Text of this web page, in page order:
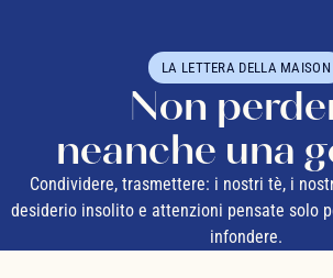
LA LETTERA DELLA MAISON
Non
neanche una
Condividere, trasmettere: i nostri tè, i
desiderio insolito e attenzioni pensate solo
infondere.